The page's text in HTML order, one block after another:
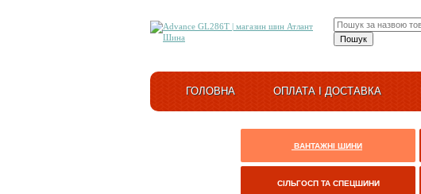
ГОЛОВНА ОПЛАТА І ДОСТАВКА
ВАНТАЖНІ ШИНИ
СІЛЬГОСП ТА СПЕЦШИНИ